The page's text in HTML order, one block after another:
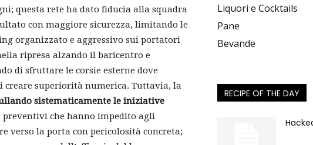
questa rete ha dato fiducia alla squadra
con maggiore sicurezza, limitando le
organizzato e aggressivo sui portatori
ripresa alzando il baricentro e
di sfruttare le corsie esterne dove
creare superiorità numerica. Tuttavia, la
sistematicamente le iniziative
preventivi che hanno impedito agli
verso la porta con pericolosità concreta;
Liquori e Cocktails
Pane
Bevande
RECIPE OF THE DAY